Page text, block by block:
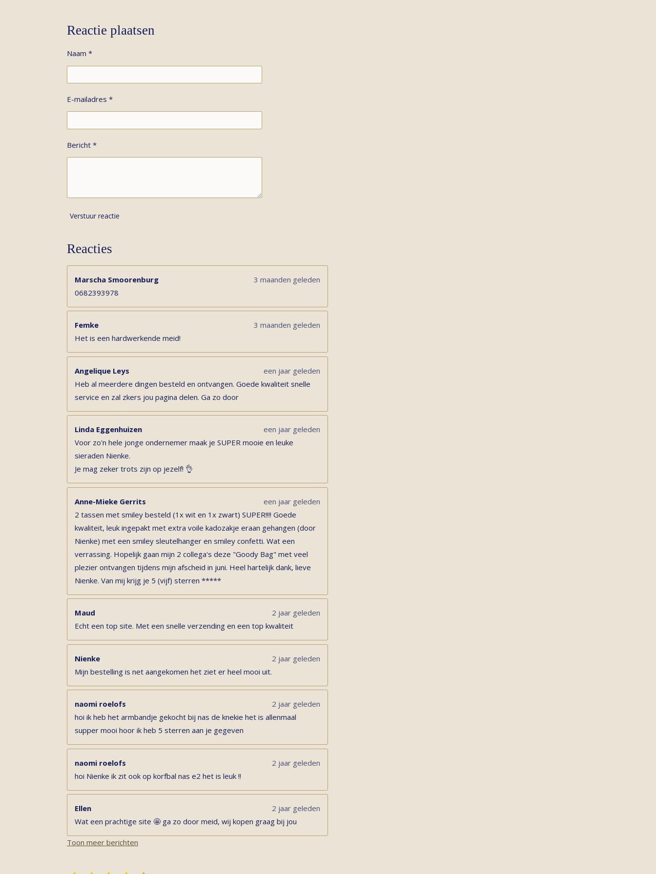
Reactie plaatsen
Naam *
E-mailadres *
Bericht *
Verstuur reactie
Reacties
Marscha Smoorenburg
3 maanden geleden
0682393978
Femke
3 maanden geleden
Het is een hardwerkende meid!
Angelique Leys
een jaar geleden
Heb al meerdere dingen besteld en ontvangen. Goede kwaliteit snelle
service en zal zkers jou pagina delen. Ga zo door
Linda Eggenhuizen
een jaar geleden
Voor zo'n hele jonge ondernemer maak je SUPER mooie en leuke
sieraden Nienke.
Je mag zeker trots zijn op jezelf! 👌
Anne-Mieke Gerrits
een jaar geleden
2 tassen met smiley besteld (1x wit en 1x zwart) SUPER!!!! Goede
kwaliteit, leuk ingepakt met extra voile kadozakje eraan gehangen (door
Nienke) met een smiley sleutelhanger en smiley confetti. Wat een
verrassing. Hopelijk gaan mijn 2 collega's deze "Goody Bag" met veel
plezier ontvangen tijdens mijn afscheid in juni. Heel hartelijk dank, lieve
Nienke. Van mij krijg je 5 (vijf) sterren *****
Maud
2 jaar geleden
Echt een top site. Met een snelle verzending en een top kwaliteit
Nienke
2 jaar geleden
Mijn bestelling is net aangekomen het ziet er heel mooi uit.
naomi roelofs
2 jaar geleden
hoi ik heb het armbandje gekocht bij nas de knekie het is allenmaal
supper mooi hoor ik heb 5 sterren aan je gegeven
naomi roelofs
2 jaar geleden
hoi Nienke ik zit ook op korfbal nas e2 het is leuk !!
Ellen
2 jaar geleden
Wat een prachtige site 🤩 ga zo door meid, wij kopen graag bij jou
Toon meer berichten